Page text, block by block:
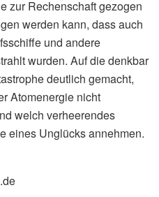
zur Rechenschaft gezogen
werden kann, dass auch
und andere
wurden. Auf die denkbar
deutlich gemacht,
Atomenergie nicht
welch verheerendes
eines Unglücks annehmen.